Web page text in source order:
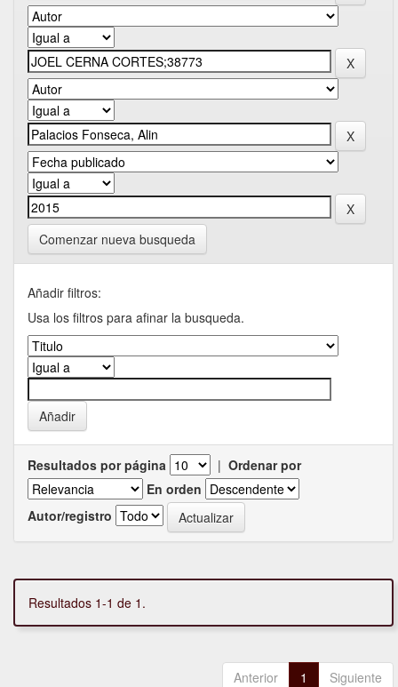
Comenzar nueva busqueda
Añadir filtros:
Usa los filtros para afinar la busqueda.
Resultados por página | Ordenar por
En orden
Autor/registro
Resultados 1-1 de 1.
Anterior 1 Siguiente